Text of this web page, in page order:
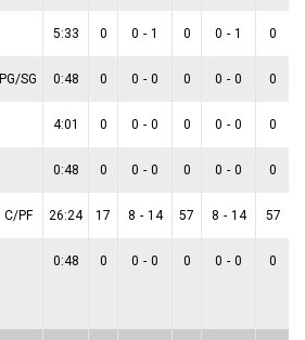
5:33 0 0 - 1 0 0 - 1 0
PG/SG 0:48 0 0 - 0 0 0 - 0 0
4:01 0 0 - 0 0 0 - 0 0
0:48 0 0 - 0 0 0 - 0 0
C/PF 26:24 17 8 - 14 57 8 - 14 57
0:48 0 0 - 0 0 0 - 0 0